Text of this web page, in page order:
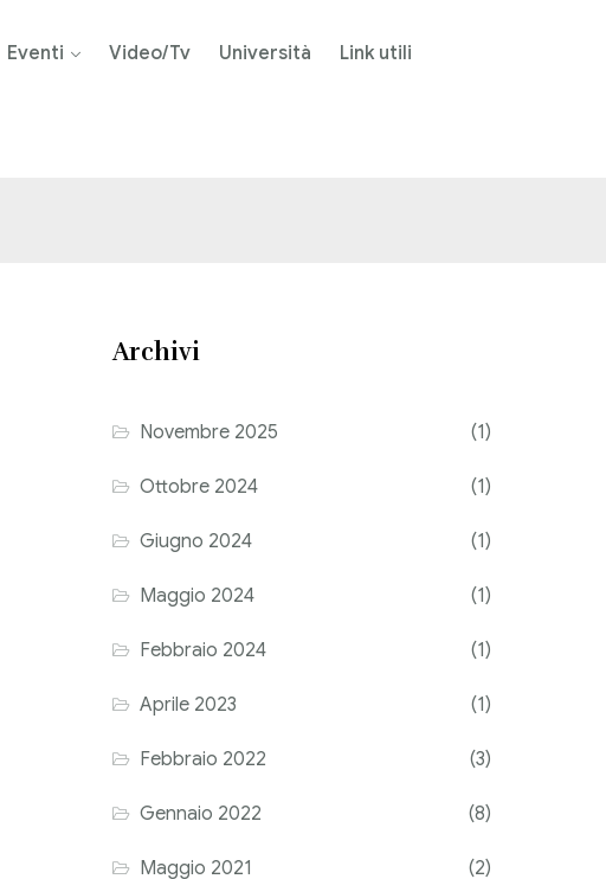
Eventi Video/Tv Università Link utili
Archivi
Novembre 2025 (1)
Ottobre 2024 (1)
Giugno 2024 (1)
Maggio 2024 (1)
Febbraio 2024 (1)
Aprile 2023 (1)
Febbraio 2022 (3)
Gennaio 2022 (8)
Maggio 2021 (2)